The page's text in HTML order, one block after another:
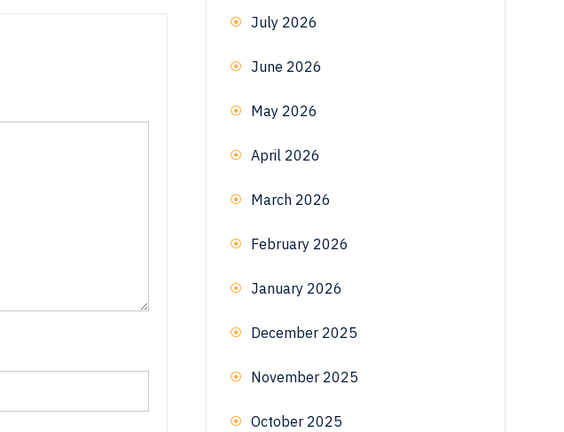
July 2026
June 2026
May 2026
April 2026
March 2026
February 2026
January 2026
December 2025
November 2025
October 2025